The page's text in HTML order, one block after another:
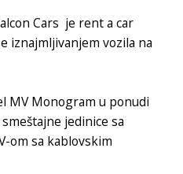
Cars je rent a car
iznajmljivanjem vozila na
MV Monogram u ponudi
jedinice sa
om sa kablovskim